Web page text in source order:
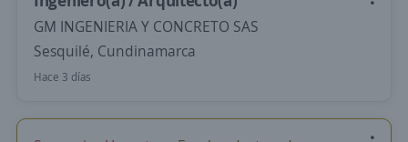
GM INGENIERIA Y CONCRETO SAS
Sesquilé, Cundinamarca
Hace 3 días